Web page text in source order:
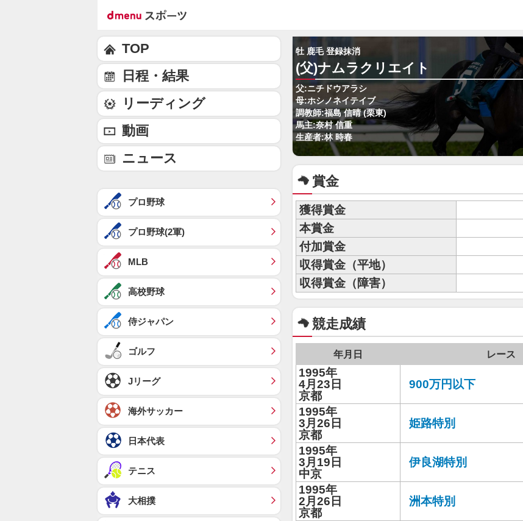
牡 鹿毛 登録抹消
(父)ナムラクリエイト
父:ニチドウアラシ
母:ホシノネイテイブ
調教師:福島 信晴 (栗東)
馬主:奈村 信重
生産者:林 時春
賞金
獲得賞金
本賞金
付加賞金
収得賞金（平地）
収得賞金（障害）
競走成績
年月日 レース
1995年
4月23日
京都
900万円以下
1995年
3月26日
京都
姫路特別
1995年
3月19日
中京
伊良湖特別
1995年
2月26日
京都
洲本特別
TOP
日程・結果
リーディング
動画
ニュース
プロ野球
プロ野球(2軍)
MLB
高校野球
侍ジャパン
ゴルフ
Jリーグ
海外サッカー
日本代表
テニス
大相撲